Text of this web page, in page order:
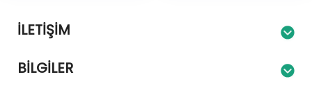
İLETIŞIM
BILGILER